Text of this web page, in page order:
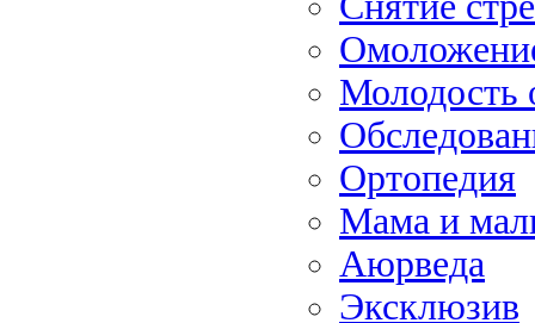
Молодость
Ортопедия
Мама и
Аюрведа
Эксклюзив